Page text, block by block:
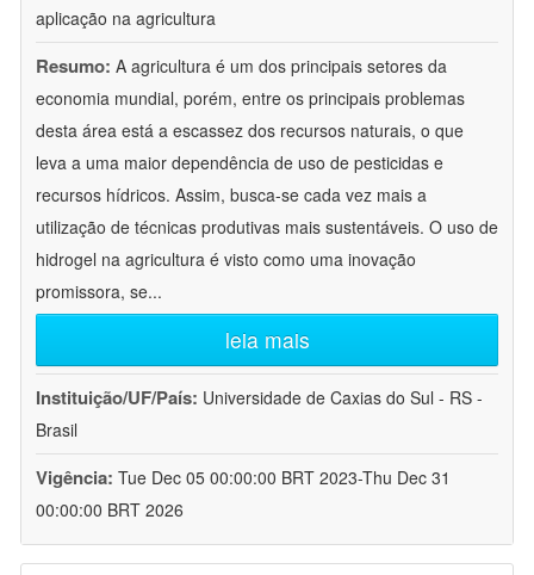
aplicação na agricultura
Resumo: A agricultura é um dos principais setores da
economia mundial, porém, entre os principais problemas
desta área está a escassez dos recursos naturais, o que
leva a uma maior dependência de uso de pesticidas e
recursos hídricos. Assim, busca-se cada vez mais a
utilização de técnicas produtivas mais sustentáveis. O uso de
hidrogel na agricultura é visto como uma inovação
promissora, se...
leia mais
Instituição/UF/País: Universidade de Caxias do Sul - RS -
Brasil
Vigência: Tue Dec 05 00:00:00 BRT 2023-Thu Dec 31
00:00:00 BRT 2026